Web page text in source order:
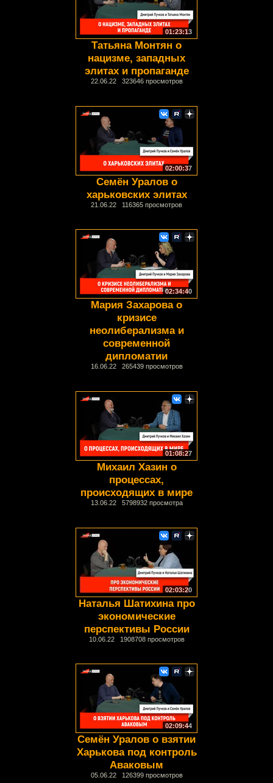
01:23:13
Татьяна Монтян о
нацизме, западных
элитах и пропаганде
22.06.22 323646 просмотров
02:00:37
Семён Уралов о
харьковских элитах
21.06.22 116365 просмотров
02:34:40
Мария Захарова о
кризисе
неолиберализма и
современной
дипломатии
16.06.22 265439 просмотров
01:08:27
Михаил Хазин о
процессах,
происходящих в мире
13.06.22 5798932 просмотра
02:03:20
Наталья Шатихина про
экономические
перспективы России
10.06.22 1908708 просмотров
02:09:44
Семён Уралов о взятии
Харькова под контроль
Аваковым
05.06.22 126399 просмотров